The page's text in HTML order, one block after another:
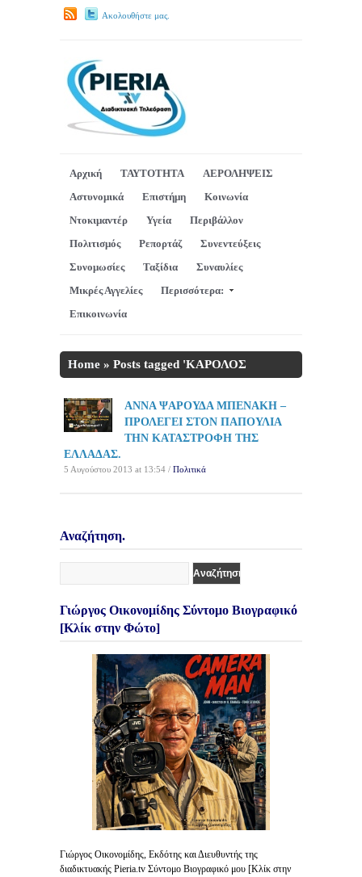
Ακολουθήστε μας.
Αρχική ΤΑΥΤΟΤΗΤΑ
ΑΕΡΟΛΗΨΕΙΣ
Αστυνομικά
Επιστήμη
Κοινωνία
Ντοκιμαντέρ
Υγεία
Περιβάλλον
Πολιτισμός
Ρεπορτάζ
Συνεντεύξεις
Συνομωσίες
Ταξίδια
Συναυλίες
Μικρές Αγγελίες
Περισσότερα:
Επικοινωνία
Home » Posts tagged 'ΚΑΡΟΛΟΣ
ΑΝΝΑ ΨΑΡΟΥΔΑ ΜΠΕΝΑΚΗ –
ΠΡΟΛΕΓΕΙ ΣΤΟΝ ΠΑΠΟΥΛΙΑ
ΤΗΝ ΚΑΤΑΣΤΡΟΦΗ ΤΗΣ
ΕΛΛΑΔΑΣ.
5 Αυγούστου 2013 at 13:54 / Πολιτικά
Αναζήτηση.
Γιώργος Οικονομίδης Σύντομο Βιογραφικό
[Κλίκ στην Φώτο]
Γιώργος Οικονομίδης, Εκδότης και Διευθυντής της
διαδικτυακής Pieria.tv Σύντομο Βιογραφικό μου [Κλίκ στην